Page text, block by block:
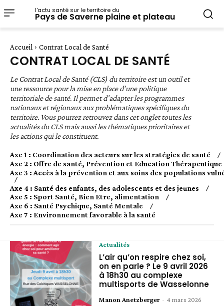
l'actu santé sur le territoire du
Pays de Saverne plaine et plateau
Accueil Contrat Local de Santé
CONTRAT LOCAL DE SANTÉ
Le Contrat Local de Santé (CLS) du territoire est un outil et
une ressource pour la mise en place d’une politique
territoriale de santé. Il permet d’adapter les programmes
nationaux et régionaux aux problématiques spécifiques du
territoire. Vous pourrez retrouvez dans cet onglet toutes les
actualités du CLS mais aussi les thématiques prioritaires et
les actions qui le constituent.
Axe 1 : Coordination des acteurs sur les stratégies de santé
Axe 2 : Offre de santé, Prévention et Education Thérapeutique
Axe 3 : Accès à la prévention et aux soins des populations
Axe 4 : Santé des enfants, des adolescents et des jeunes
Axe 5 : Sport Santé, Bien Etre, alimentation
Axe 6 : Santé Psychique, Santé Mentale
Axe 7 : Environnement favorable à la santé
Actualités
L’air qu’on respire chez soi,
on en parle ? Le 9 avril 2026
à 18h30 au complexe
multisports de Wasselonne
Manon Anetzberger - 4 mars 2026